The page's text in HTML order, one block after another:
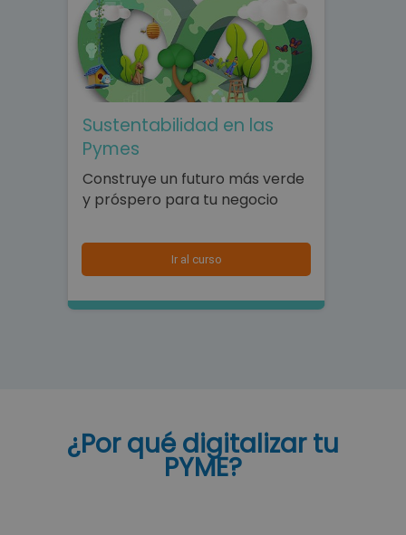
Sustentabilidad en las
Pymes
Construye un futuro más verde
y próspero para tu negocio
Ir al curso
¿Por qué digitalizar tu
PYME?